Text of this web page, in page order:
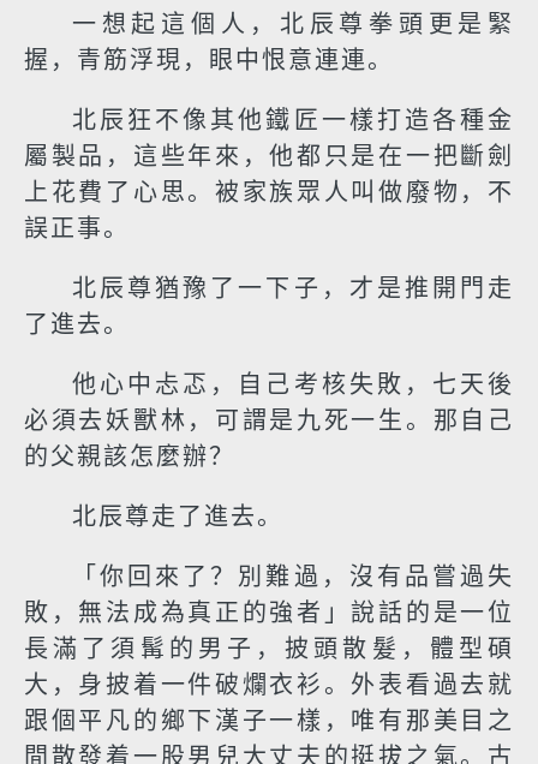
一想起這個人，北辰尊拳頭更是緊
握，青筋浮現，眼中恨意連連。
北辰狂不像其他鐵匠一樣打造各種金
屬製品，這些年來，他都只是在一把斷劍
上花費了心思。被家族眾人叫做廢物，不
誤正事。
北辰尊猶豫了一下子，才是推開門走
了進去。
他心中忐忑，自己考核失敗，七天後
必須去妖獸林，可謂是九死一生。那自己
的父親該怎麼辦？
北辰尊走了進去。
「你回來了？別難過，沒有品嘗過失
敗，無法成為真正的強者」說話的是一位
長滿了須髯的男子，披頭散髮，體型碩
大，身披着一件破爛衣衫。外表看過去就
跟個平凡的鄉下漢子一樣，唯有那美目之
間散發着一股男兒大丈夫的挺拔之氣。古